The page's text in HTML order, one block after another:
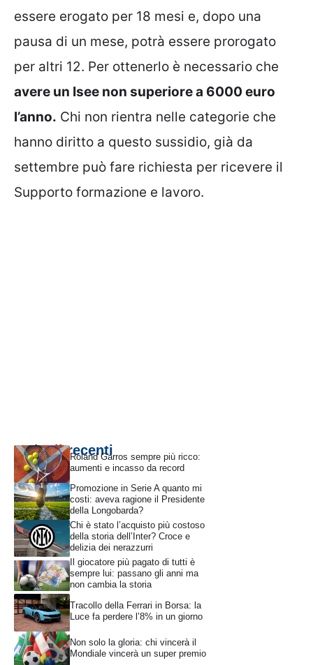
essere erogato per 18 mesi e, dopo una
pausa di un mese, potrà essere prorogato
per altri 12. Per ottenerlo è necessario che
avere un Isee non superiore a 6000 euro
l’anno. Chi non rientra nelle categorie che
hanno diritto a questo sussidio, già da
settembre può fare richiesta per ricevere il
Supporto formazione e lavoro.
Articoli recentiRoland Garros sempre più ricco:
aumenti e incasso da record
Promozione in Serie A quanto mi
costi: aveva ragione il Presidente
della Longobarda?
Chi è stato l’acquisto più costoso
della storia dell’Inter? Croce e
delizia dei nerazzurri
Il giocatore più pagato di tutti è
sempre lui: passano gli anni ma
non cambia la storia
Tracollo della Ferrari in Borsa: la
Luce fa perdere l’8% in un giorno
Non solo la gloria: chi vincerà il
Mondiale vincerà un super premio